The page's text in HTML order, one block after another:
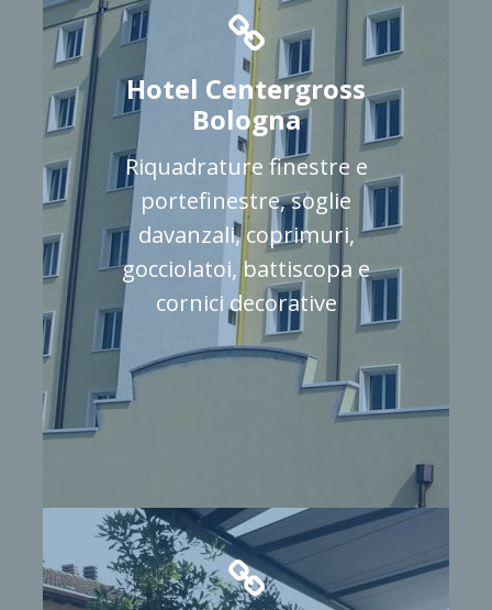
Hotel Centergross
Bologna
Riquadrature finestre e
portefinestre, soglie
davanzali, coprimuri,
gocciolatoi, battiscopa e
cornici decorative